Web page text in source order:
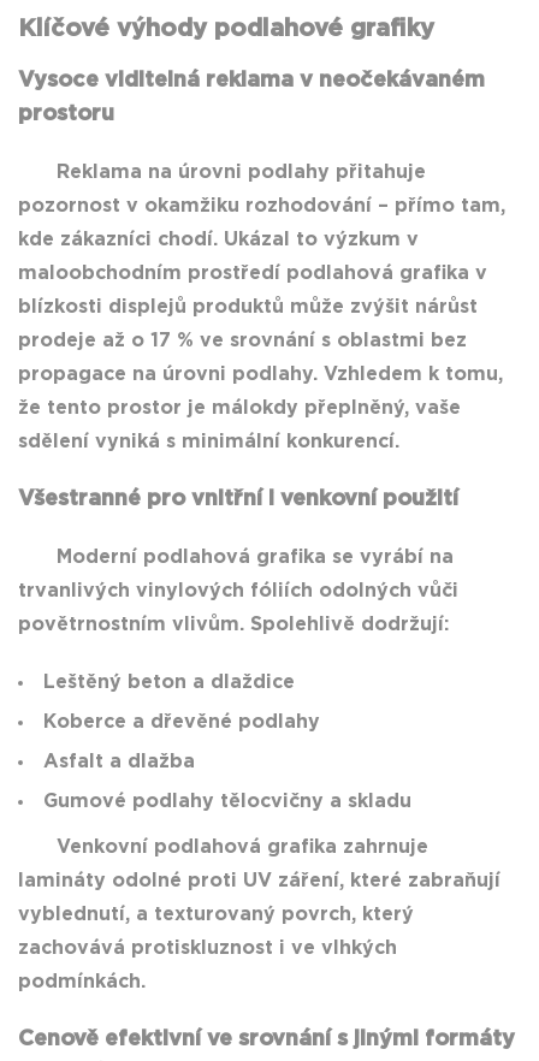
Klíčové výhody podlahové grafiky
Vysoce viditelná reklama v neočekávaném
prostoru
Reklama na úrovni podlahy přitahuje
pozornost v okamžiku rozhodování – přímo tam,
kde zákazníci chodí. Ukázal to výzkum v
maloobchodním prostředí podlahová grafika v
blízkosti displejů produktů může zvýšit nárůst
prodeje až o 17 % ve srovnání s oblastmi bez
propagace na úrovni podlahy. Vzhledem k tomu,
že tento prostor je málokdy přeplněný, vaše
sdělení vyniká s minimální konkurencí.
Všestranné pro vnitřní i venkovní použití
Moderní podlahová grafika se vyrábí na
trvanlivých vinylových fóliích odolných vůči
povětrnostním vlivům. Spolehlivě dodržují:
Leštěný beton a dlaždice
Koberce a dřevěné podlahy
Asfalt a dlažba
Gumové podlahy tělocvičny a skladu
Venkovní podlahová grafika zahrnuje
lamináty odolné proti UV záření, které zabraňují
vyblednutí, a texturovaný povrch, který
zachovává protiskluznost i ve vlhkých
podmínkách.
Cenově efektivní ve srovnání s jinými formáty